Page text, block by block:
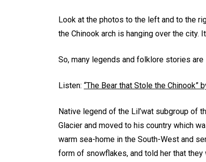
Look at the photos to the left and to the
the Chinook arch is hanging over the city.
So, many legends and folklore stories are
Listen: “The Bear that Stole the Chinook”
Native legend of the Lil’wat subgroup of
Glacier and moved to his country which
warm sea-home in the South-West and
form of snowflakes, and told her that they